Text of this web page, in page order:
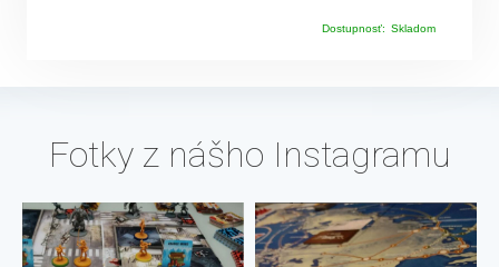
Dostupnosť: Skladom
Fotky z nášho Instagramu